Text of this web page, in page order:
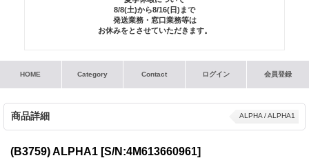
8/8(土)から8/16(日)まで
発送業務・窓口業務等は
お休みをとさせていただきます。
HOME Category Contact ログイン 会員登録
商品詳細 ALPHA / ALPHA1
(B3759) ALPHA1 [S/N:4M613660961]